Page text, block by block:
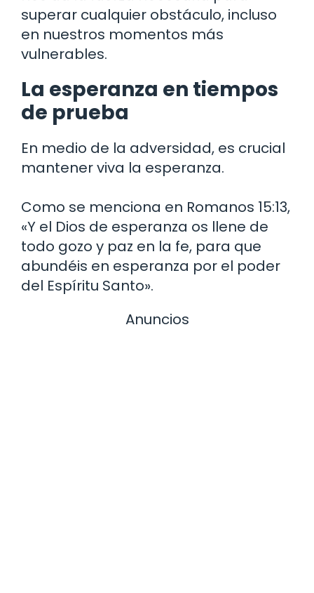
superar cualquier obstáculo, incluso
en nuestros momentos más
vulnerables.
La esperanza en tiempos
de prueba
En medio de la adversidad, es crucial
mantener viva la esperanza.
Como se menciona en Romanos 15:13,
«Y el Dios de esperanza os llene de
todo gozo y paz en la fe, para que
abundéis en esperanza por el poder
del Espíritu Santo».
Anuncios